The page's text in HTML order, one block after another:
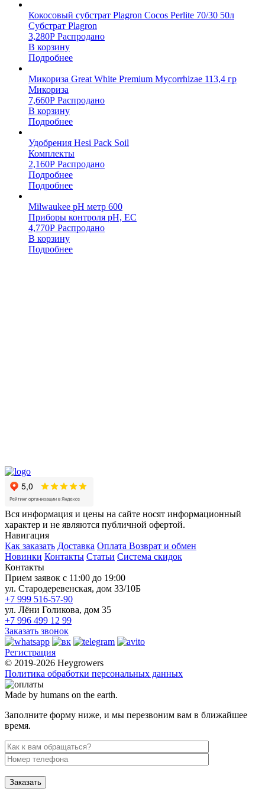
Кокосовый субстрат Plagron Cocos Perlite 70/30 50л
Субстрат Plagron
3,280Р Распродано
В корзину
Подробнее
Микориза Great White Premium Mycorrhizae 113,4 гр
Микориза
7,660Р Распродано
В корзину
Подробнее
Удобрения Hesi Pack Soil
Комплекты
2,160Р Распродано
Подробнее
Подробнее
Milwaukee pH метр 600
Приборы контроля pH, EC
4,770Р Распродано
В корзину
Подробнее
Вся информация и цены на сайте носят информационный
характер и не являются публичной офертой.
Навигация
Как заказать Доставка Оплата Возврат и обмен
Новинки Контакты Статьи Система скидок
Контакты
Прием заявок с 11:00 до 19:00
ул. Стародеревенская, дом 33/10Б
+7 999 516-57-90
ул. Лёни Голикова, дом 35
+7 996 499 12 99
Заказать звонок
Регистрация
© 2019-2026 Heygrowers
Политика обработки персональных данных
Made by humans on the earth.
Заполните форму ниже, и мы перезвоним вам в ближайшее
время.
Заказать